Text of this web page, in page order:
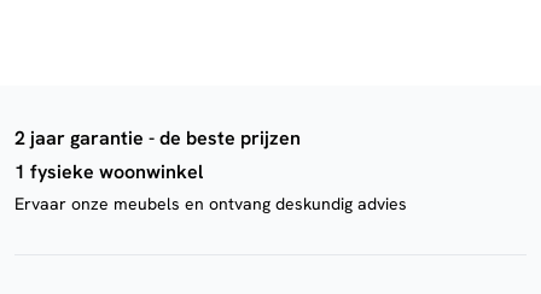
2 jaar garantie - de beste prijzen
1 fysieke woonwinkel
Ervaar onze meubels en ontvang deskundig advies